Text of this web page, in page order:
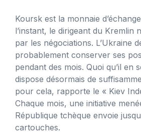
Koursk est la monnaie
l’instant, le dirigeant du Kremlin
par les négociations. L’Ukraine
probablement conserver ses
pendant des mois. Quoi qu’il en
dispose désormais de
pour cela, rapporte le « Kiev
Chaque mois, une initiative
République tchèque envoie
cartouches.